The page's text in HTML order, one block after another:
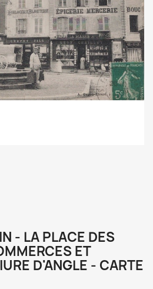
- LA PLACE DES
ET
D'ANGLE - CARTE